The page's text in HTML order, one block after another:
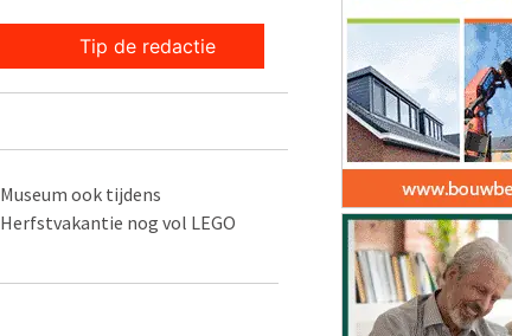
Tip de redactie
Museum ook tijdens
Herfstvakantie nog vol LEGO